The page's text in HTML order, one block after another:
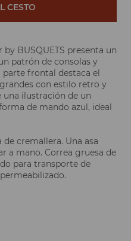
CESTO
BUSQUETS presenta un
patrón de consolas y
parte frontal destaca el
grandes con estilo retro y
ilustración de un
de mando azul, ideal
cremallera. Una asa
a mano. Correa gruesa de
para transporte de